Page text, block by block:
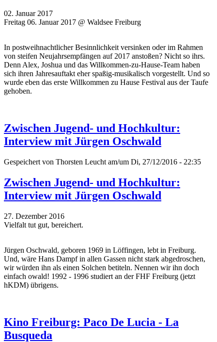
02. Januar 2017
Freitag 06. Januar 2017 @ Waldsee Freiburg
In postweihnachtlicher Besinnlichkeit versinken oder im Rahmen
von steifen Neujahrsempfängen auf 2017 anstoßen? Nicht so ihrs.
Denn Alex, Joshua und das Willkommen-zu-Hause-Team haben
sich ihren Jahresauftakt eher spaßig-musikalisch vorgestellt. Und so
wurde eben das erste Willkommen zu Hause Festival aus der Taufe
gehoben.
Zwischen Jugend- und Hochkultur:
Interview mit Jürgen Oschwald
Gespeichert von Thorsten Leucht am/um Di, 27/12/2016 - 22:35
Zwischen Jugend- und Hochkultur:
Interview mit Jürgen Oschwald
27. Dezember 2016
Vielfalt tut gut, bereichert.
Jürgen Oschwald, geboren 1969 in Löffingen, lebt in Freiburg.
Und, wäre Hans Dampf in allen Gassen nicht stark abgedroschen,
wir würden ihn als einen Solchen betiteln. Nennen wir ihn doch
einfach owald! 1992 - 1996 studiert an der FHF Freiburg (jetzt
hKDM) übrigens.
Kino Freiburg: Paco De Lucia - La
Busqueda